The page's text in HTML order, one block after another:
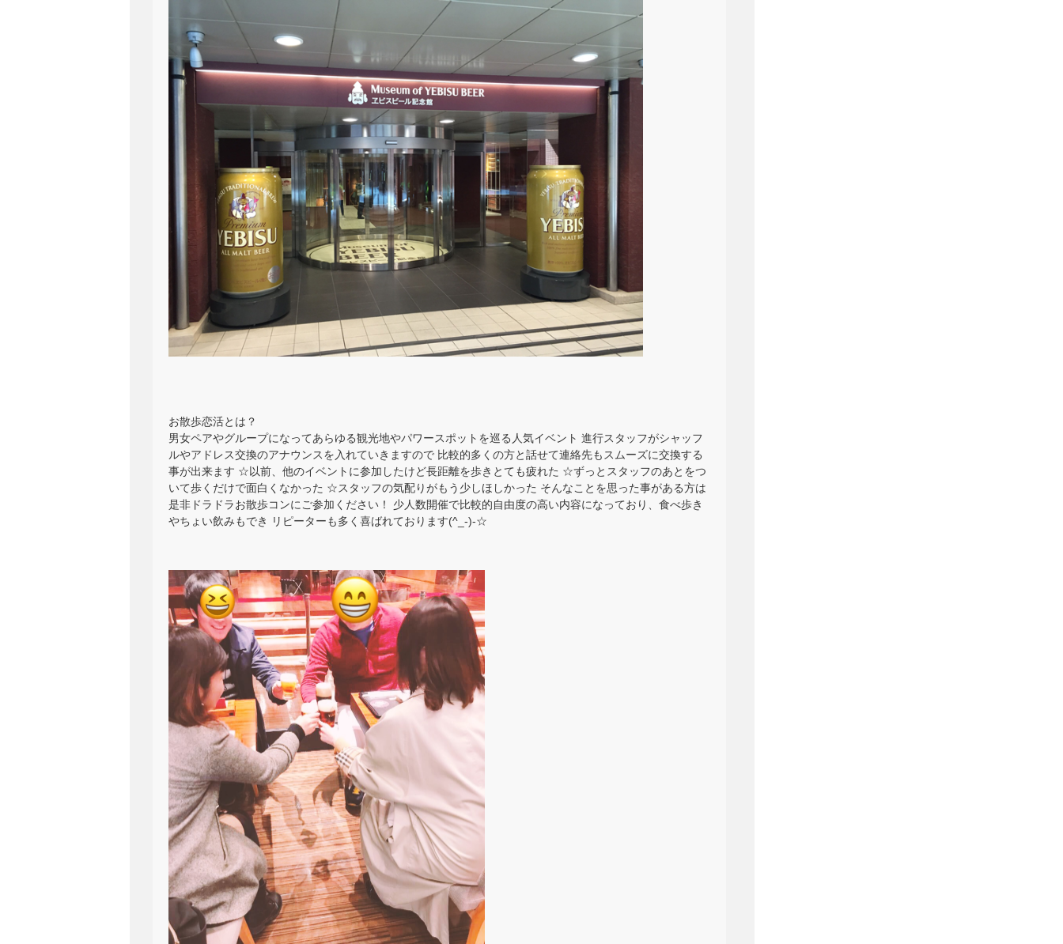
お散歩恋活とは？
男女ペアやグループになってあらゆる観光地やパワースポットを巡る人気イベント 進行スタッフがシャッフ
ルやアドレス交換のアナウンスを入れていきますので 比較的多くの方と話せて連絡先もスムーズに交換する
事が出来ます ☆以前、他のイベントに参加したけど長距離を歩きとても疲れた ☆ずっとスタッフのあとをつ
いて歩くだけで面白くなかった ☆スタッフの気配りがもう少しほしかった そんなことを思った事がある方は
是非ドラドラお散歩コンにご参加ください！ 少人数開催で比較的自由度の高い内容になっており、食べ歩き
やちょい飲みもでき リピーターも多く喜ばれております(^_-)-☆